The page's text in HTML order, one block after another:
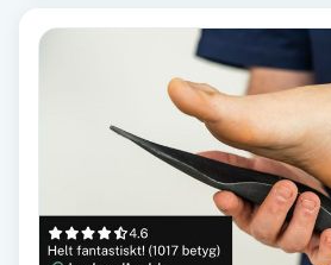
Liktornar
LPG-massage